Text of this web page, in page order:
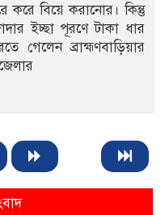
করে বিয়ে করানোর। কিন্তু
ইচ্ছা পূরণে টাকা ধার
গেলেন ব্রাহ্মণবাড়িয়ার